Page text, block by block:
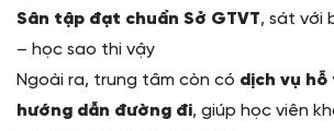
Sân tập đạt chuẩn Sở GTVT, sát với
– học sao thi vậy
Ngoài ra, trung tâm còn có dịch vụ
hướng dẫn đường đi, giúp học viên